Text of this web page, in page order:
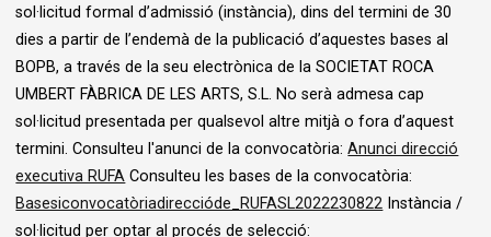
sol·licitud formal d’admissió (instància), dins del termini de 30
dies a partir de l’endemà de la publicació d’aquestes bases al
BOPB, a través de la seu electrònica de la SOCIETAT ROCA
UMBERT FÀBRICA DE LES ARTS, S.L. No serà admesa cap
sol·licitud presentada per qualsevol altre mitjà o fora d’aquest
termini. Consulteu l'anunci de la convocatòria:Anunci direcció
executiva RUFA Consulteu les bases de la convocatòria:
Basesiconvocatòriadireccióde_RUFASL2022230822 Instància /
sol·licitud per optar al procés de selecció: